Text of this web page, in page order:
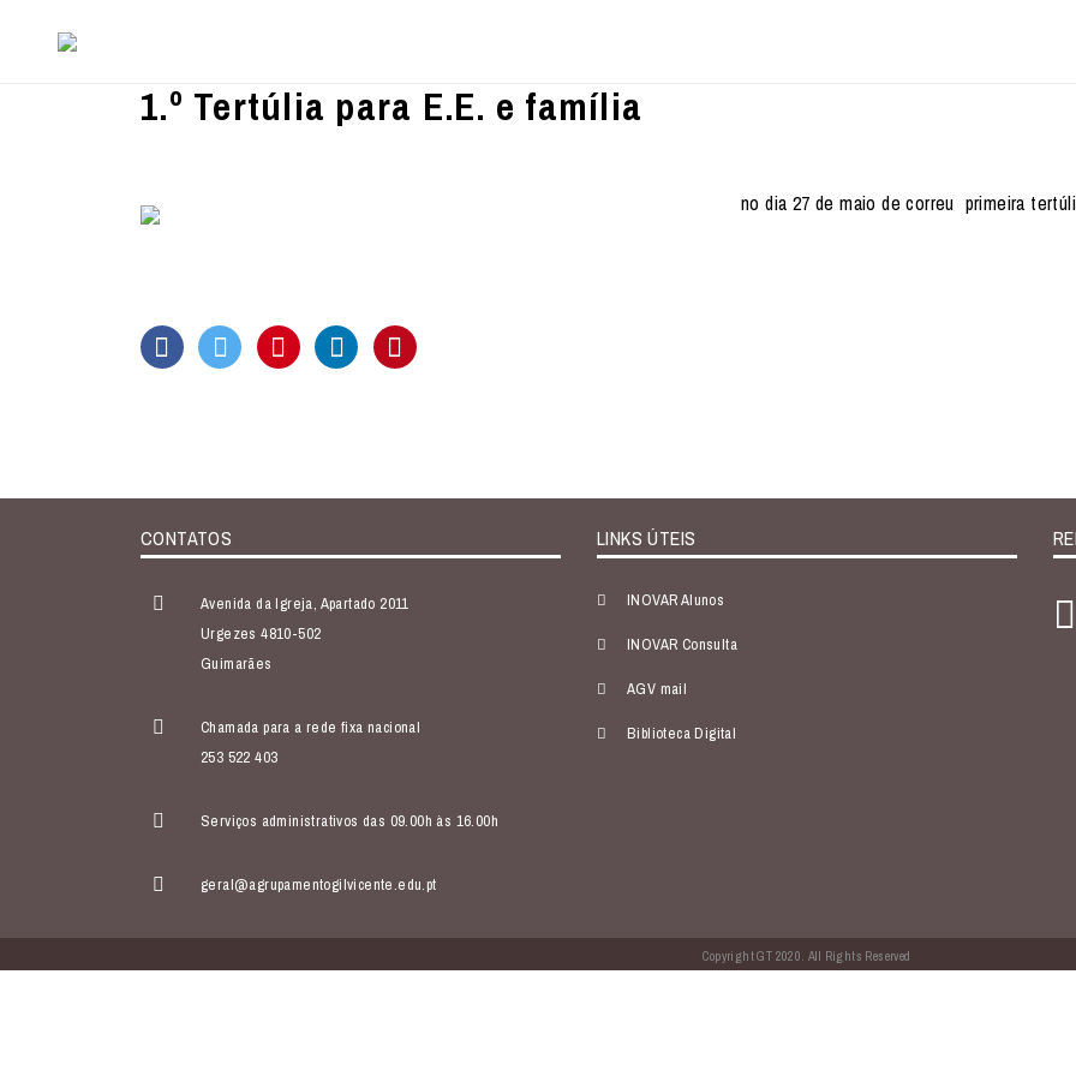
1.º Tertúlia para E.E. e família
no dia 27 de maio de correu primeira
CONTATOS
Avenida da Igreja, Apartado 2011
Urgezes 4810-502
Guimarães
Chamada para a rede fixa nacional
253 522 403
Serviços administrativos das 09.00h às 16.00h
geral@agrupamentogilvicente.edu.pt
LINKS ÚTEIS
INOVAR Alunos
INOVAR Consulta
AGV mail
Biblioteca Digital
Copyright GT 2020. All Rights Reserved